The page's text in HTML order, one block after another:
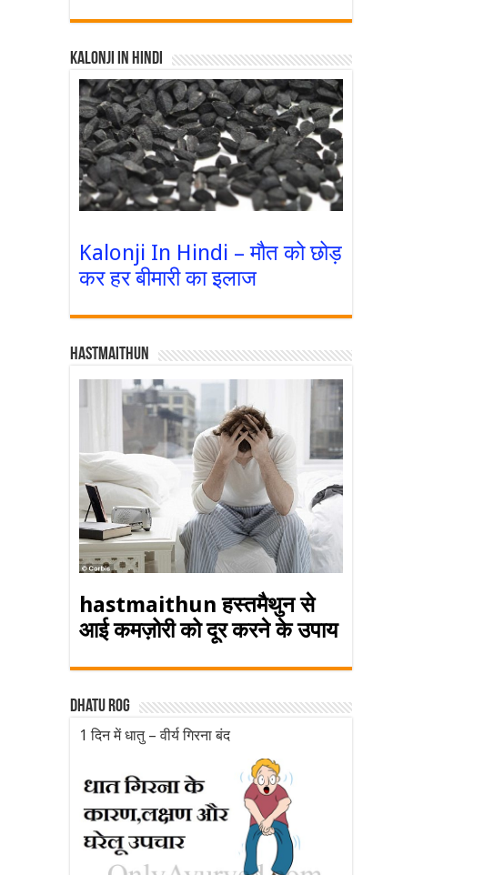
Kalonji In Hindi
Kalonji In Hindi – मौत को छोड़
कर हर बीमारी का इलाज
Hastmaithun
hastmaithun हस्तमैथुन से
आई कमज़ोरी को दूर करने के उपाय
Dhatu rog
1 दिन में धातु – वीर्य गिरना बंद